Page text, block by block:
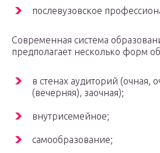
послевузовское
Современная система
предполагает несколько форм
в стенах аудиторий (очная,
(вечерняя), заочная);
внутрисемейное;
самообразование;